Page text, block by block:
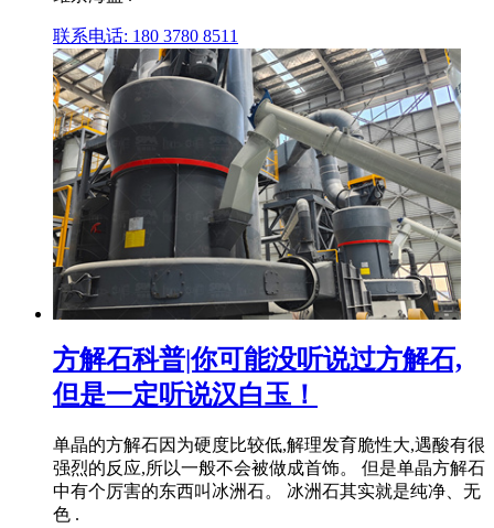
联系电话: 180 3780 8511
方解石科普|你可能没听说过方解石,
但是一定听说汉白玉！
单晶的方解石因为硬度比较低,解理发育脆性大,遇酸有很
强烈的反应,所以一般不会被做成首饰。 但是单晶方解石
中有个厉害的东西叫冰洲石。 冰洲石其实就是纯净、无
色 .